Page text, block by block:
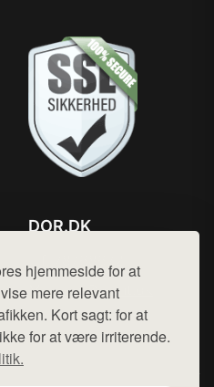
hjemmeside for at
mere relevant
Kort sagt: for at
for at være irriterende.
DOR.DK
Mail: hej@want.dk
Cookie- og privatlivspolitik